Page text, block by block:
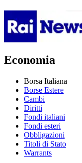
Economia
Borsa Italiana
Borse Estere
Cambi
Diritti
Fondi italiani
Fondi esteri
Obbligazioni
Titoli di Stato
Warrants